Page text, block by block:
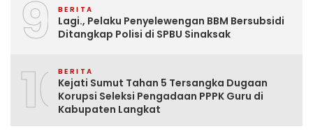
9 BERITA
Lagi., Pelaku Penyelewengan BBM Bersubsidi
Ditangkap Polisi di SPBU Sinaksak
10BERITA
Kejati Sumut Tahan 5 Tersangka Dugaan
Korupsi Seleksi Pengadaan PPPK Guru di
Kabupaten Langkat